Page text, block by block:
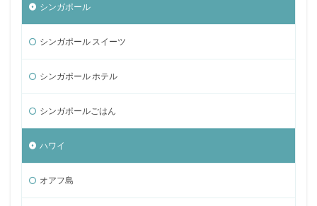
シンガポール
シンガポール スイーツ
シンガポール ホテル
シンガポールごはん
ハワイ
オアフ島